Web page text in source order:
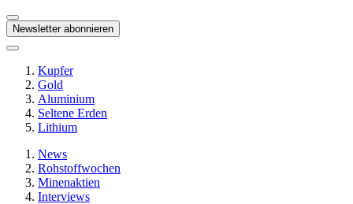
Newsletter abonnieren
Kupfer
Gold
Aluminium
Seltene Erden
Lithium
News
Rohstoffwochen
Minenaktien
Interviews